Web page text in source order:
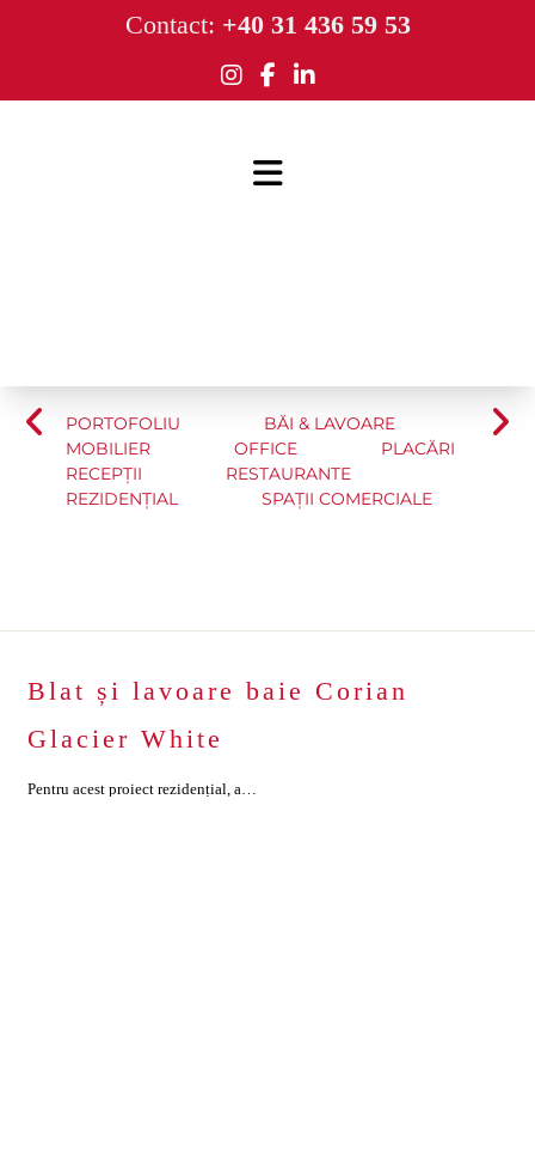
Contact: +40 31 436 59 53
PORTOFOLIU
BĂI & LAVOARE
MOBILIER
OFFICE
PLACĂRI
RECEPȚII
RESTAURANTE
REZIDENȚIAL
SPAȚII COMERCIALE
Blat și lavoare baie Corian
Glacier White